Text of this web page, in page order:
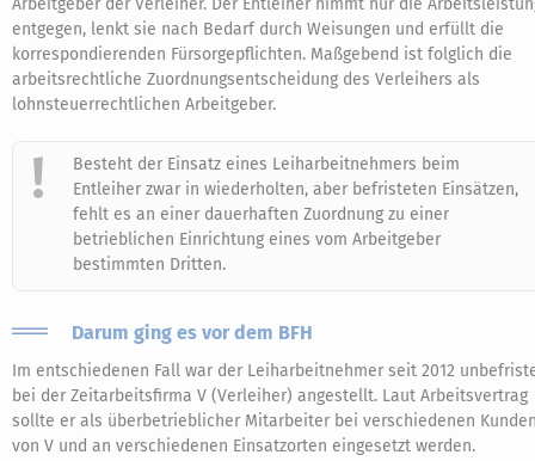
Arbeitgeber der Verleiher. Der Entleiher nimmt nur die
entgegen, lenkt sie nach Bedarf durch Weisungen und erfüllt die
korrespondierenden Fürsorgepflichten. Maßgebend ist folglich die
arbeitsrechtliche Zuordnungsentscheidung des Verleihers als
lohnsteuerrechtlichen Arbeitgeber.
Besteht der Einsatz eines Leiharbeitnehmers beim
Entleiher zwar in wiederholten, aber befristeten Einsätzen,
fehlt es an einer dauerhaften Zuordnung zu einer
betrieblichen Einrichtung eines vom Arbeitgeber
bestimmten Dritten.
Darum ging es vor dem BFH
Im entschiedenen Fall war der Leiharbeitnehmer seit 2012
bei der Zeitarbeitsfirma V (Verleiher) angestellt. Laut Arbeitsvertrag
sollte er als überbetrieblicher Mitarbeiter bei verschiedenen
von V und an verschiedenen Einsatzorten eingesetzt werden.